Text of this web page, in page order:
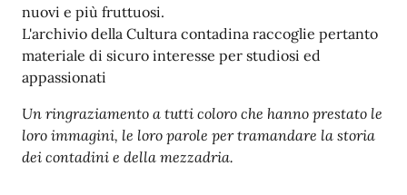
nuovi e più fruttuosi.
L'archivio della Cultura contadina raccoglie pertanto
materiale di sicuro interesse per studiosi ed
appassionati
Un ringraziamento a tutti coloro che hanno prestato le
loro immagini, le loro parole per tramandare la storia
dei contadini e della mezzadria.